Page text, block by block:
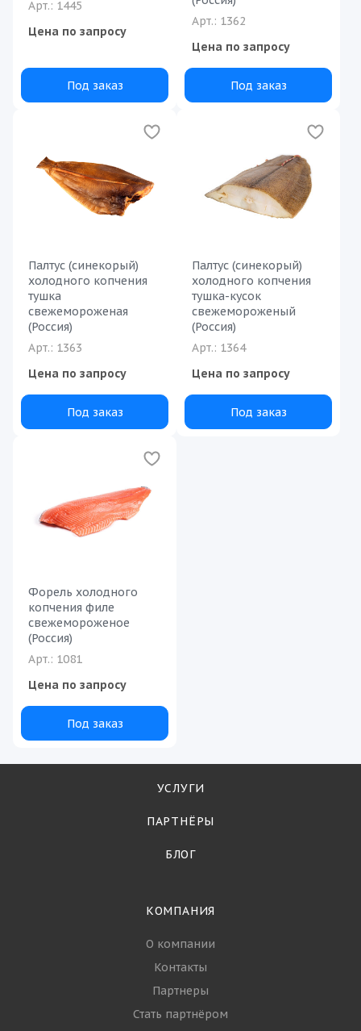
Арт.: 1445
Цена по запросу
Под заказ
Арт.: 1362
Цена по запросу
Под заказ
Палтус (синекорый)
холодного копчения
тушка
свежемороженая
(Россия)
Арт.: 1363
Цена по запросу
Под заказ
Палтус (синекорый)
холодного копчения
тушка-кусок
свежемороженый
(Россия)
Арт.: 1364
Цена по запросу
Под заказ
Форель холодного
копчения филе
свежемороженое
(Россия)
Арт.: 1081
Цена по запросу
Под заказ
УСЛУГИ
ПАРТНЁРЫ
БЛОГ
КОМПАНИЯ
О компании
Контакты
Партнеры
Стать партнёром